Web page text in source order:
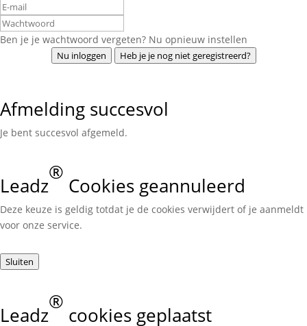
Ben je je wachtwoord vergeten? Nu opnieuw instellen
Nu inloggen Heb je je nog niet geregistreerd?
Afmelding succesvol
Je bent succesvol afgemeld.
Leadz
®
Cookies geannuleerd
Deze keuze is geldig totdat je de cookies verwijdert of je aanmeldt
voor onze service.
Sluiten
Leadz
®
cookies geplaatst